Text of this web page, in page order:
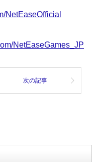
NetEaseOfficial
NetEaseGames_JP
次の記事